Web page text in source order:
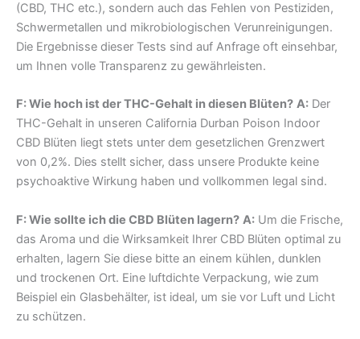
(CBD, THC etc.), sondern auch das Fehlen von Pestiziden,
Schwermetallen und mikrobiologischen Verunreinigungen.
Die Ergebnisse dieser Tests sind auf Anfrage oft einsehbar,
um Ihnen volle Transparenz zu gewährleisten.
F: Wie hoch ist der THC-Gehalt in diesen Blüten? A: Der
THC-Gehalt in unseren California Durban Poison Indoor
CBD Blüten liegt stets unter dem gesetzlichen Grenzwert
von 0,2%. Dies stellt sicher, dass unsere Produkte keine
psychoaktive Wirkung haben und vollkommen legal sind.
F: Wie sollte ich die CBD Blüten lagern? A: Um die Frische,
das Aroma und die Wirksamkeit Ihrer CBD Blüten optimal zu
erhalten, lagern Sie diese bitte an einem kühlen, dunklen
und trockenen Ort. Eine luftdichte Verpackung, wie zum
Beispiel ein Glasbehälter, ist ideal, um sie vor Luft und Licht
zu schützen.